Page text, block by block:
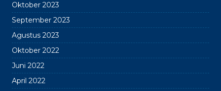
Oktober 2023
September 2023
Agustus 2023
Oktober 2022
Juni 2022
April 2022